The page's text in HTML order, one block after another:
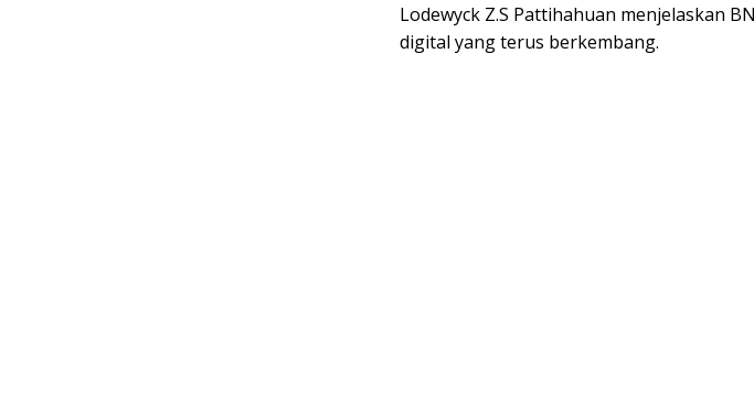
Lodewyck Z.S Pattihahuan menjelaskan
digital yang terus berkembang.